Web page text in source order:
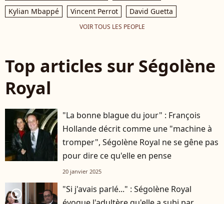
Kylian Mbappé
Vincent Perrot David Guetta
VOIR TOUS LES PEOPLE
Top articles sur Ségolène
Royal
"La bonne blague du jour" : François
Hollande décrit comme une "machine à
tromper", Ségolène Royal ne se gêne pas
pour dire ce qu'elle en pense
20 janvier 2025
player2
"Si j'avais parlé..." : Ségolène Royal